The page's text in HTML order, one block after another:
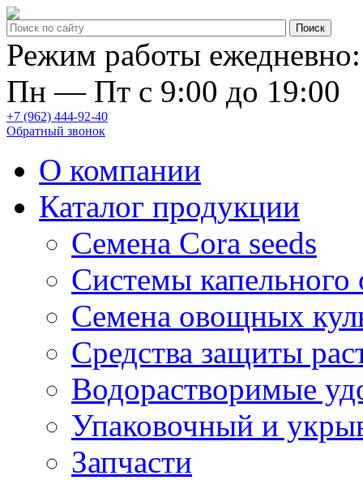
Режим работы ежедневно:
Пн — Пт с 9:00 до 19:00
+7 (962) 444-92-40
Обратный звонок
О компании
Каталог продукции
Семена Cora seeds
Системы
Семена овощных
Средства защиты
Водорастворимые
Упаковочный и
Запчасти